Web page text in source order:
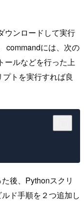
ウンロードして実行
commandには、次の
ールなどを行った上
トを実行すれば良
後、Pythonスクリ
ド手順を２つ追加し